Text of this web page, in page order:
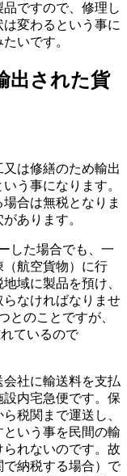
ですので、修理し
変わるという事に
いです。
出された貨
は修繕のため輸出
う事になります。
合は無税となりま
あります。
した場合でも、一
（航空貨物）に行
域に製品を預け、
なければなりませ
とのことですが、
ているので
社に輸送料を支払
内宅急便です。保
税関まで運送し、
いう事を民間の輸
れないのです。故
納税する場合）で